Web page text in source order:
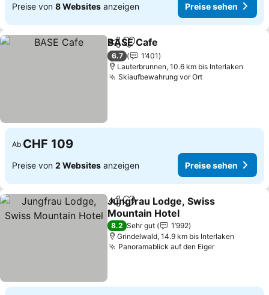
Preise von 8 Websites anzeigen Preise sehen
TeilenZu Favoriten hinzufügen
BASE Cafe
6.7
1’401
Lauterbrunnen, 10.6 km bis Interlaken
Skiaufbewahrung vor Ort
Ab CHF 109
Preise von 2 Websites anzeigen Preise sehen
TeilenZu Favoriten hinzufügen
Jungfrau Lodge, Swiss
Mountain Hotel
8.2 Sehr gut
1’992
Grindelwald, 14.9 km bis Interlaken
Panoramablick auf den Eiger